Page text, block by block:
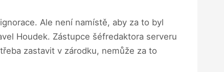
Ale není namístě, aby za to byl
Houdek. Zástupce šéfredaktora serveru
zastavit v zárodku, nemůže za to